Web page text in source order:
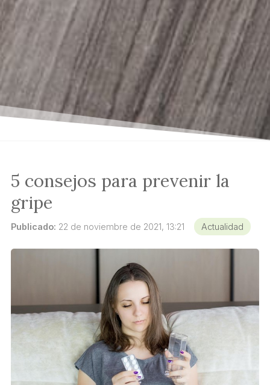
5 consejos para prevenir la
gripe
Publicado: 22 de noviembre de 2021, 13:21 Actualidad